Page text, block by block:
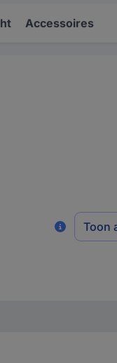
Accessoires
Toon